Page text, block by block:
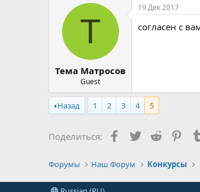
Т
Тема Матросов
Guest
19 Дек 2017
согласен с
Назад 1 2 3 4 5
Поделиться: Facebook
TwitterReddit
Форумы Наш Форум Конкурсы